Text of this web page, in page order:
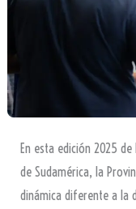
En esta edición 2025
de Sudamérica, la
dinámica diferente a la